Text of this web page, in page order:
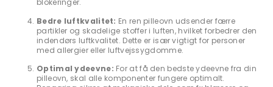
blokeringer.
Bedre luftkvalitet: En ren pilleovn udsender færre
partikler og skadelige stoffer i luften, hvilket forbedrer den
indendørs luftkvalitet. Dette er især vigtigt for personer
med allergier eller luftvejssygdomme.
Optimal ydeevne: For at få den bedste ydeevne fra din
pilleovn, skal alle komponenter fungere optimalt.